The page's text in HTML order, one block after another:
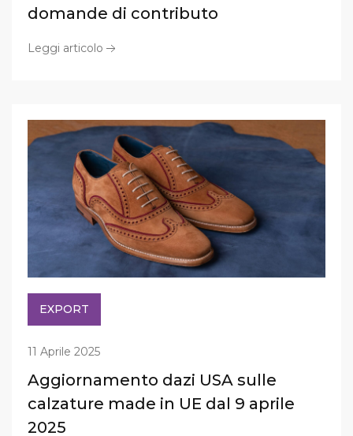
domande di contributo
Leggi articolo
EXPORT
11 Aprile 2025
Aggiornamento dazi USA sulle
calzature made in UE dal 9 aprile
2025